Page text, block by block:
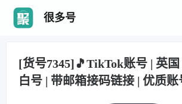
很多号
[货号7345]🎵TikTok账号 | 英国
白号 | 带邮箱接码链接 | 优质账